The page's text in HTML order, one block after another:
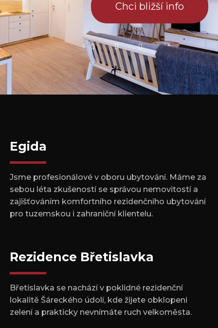
Chci bližší info
Egida
Jsme profesionálové v oboru ubytování. Máme za
sebou léta zkušeností se správou nemovitostí a
zajišťováním komfortního rezidenčního ubytování
pro tuzemskou i zahraniční klientelu.
Rezidence Břetislavka
Břetislavka se nachází v poklidné rezidenční
lokalitě Šáreckého údolí, kde žijete obklopeni
zelení a prakticky nevnímáte ruch velkoměsta.